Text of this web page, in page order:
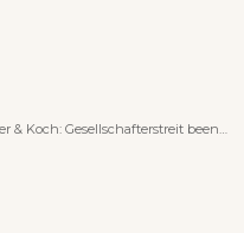
& Koch: Gesellschafterstreit beendet